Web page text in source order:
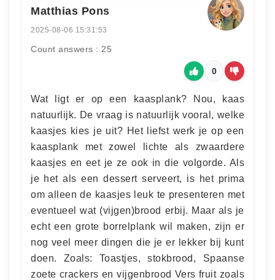
Matthias Pons
2025-08-06 15:31:53
Count answers : 25
0
Wat ligt er op een kaasplank? Nou, kaas
natuurlijk. De vraag is natuurlijk vooral, welke
kaasjes kies je uit? Het liefst werk je op een
kaasplank met zowel lichte als zwaardere
kaasjes en eet je ze ook in die volgorde. Als
je het als een dessert serveert, is het prima
om alleen de kaasjes leuk te presenteren met
eventueel wat (vijgen)brood erbij. Maar als je
echt een grote borrelplank wil maken, zijn er
nog veel meer dingen die je er lekker bij kunt
doen. Zoals: Toastjes, stokbrood, Spaanse
zoete crackers en vijgenbrood Vers fruit zoals